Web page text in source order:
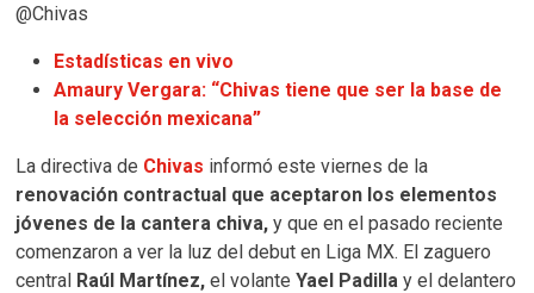
@Chivas
Estadísticas en vivo
Amaury Vergara: “Chivas tiene que ser la base de
la selección mexicana”
La directiva de Chivas informó este viernes de la
renovación contractual que aceptaron los elementos
jóvenes de la cantera chiva, y que en el pasado reciente
comenzaron a ver la luz del debut en Liga MX. El zaguero
central Raúl Martínez, el volanteYael Padilla y el delantero